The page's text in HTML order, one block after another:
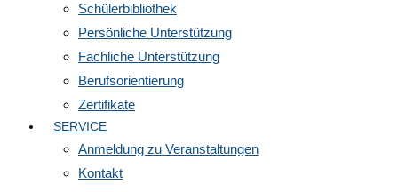
Schülerbibliothek
Persönliche Unterstützung
Fachliche Unterstützung
Berufsorientierung
Zertifikate
SERVICE
Anmeldung zu Veranstaltungen
Kontakt